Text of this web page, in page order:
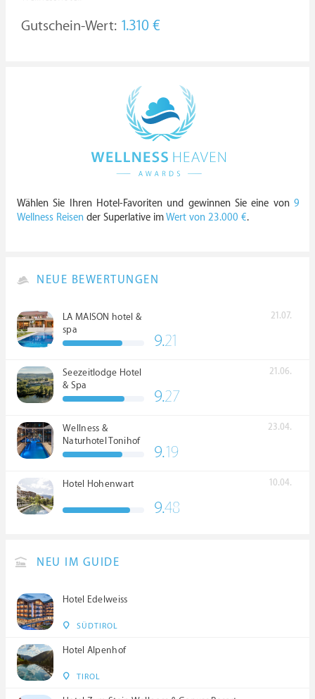
Gutschein-Wert: 1.310 €
Wählen Sie Ihren Hotel-Favoriten und gewinnen Sie eine von 9
Wellness Reisen der Superlative imWert von 23.000 €.
NEUE BEWERTUNGEN
LA MAISON hotel &
spa
21.07.
9.21
Seezeitlodge Hotel
& Spa
21.06.
9.27
Wellness &
Naturhotel Tonihof
****S
23.04.
9.19
Hotel Hohenwart 10.04.
9.48
NEU IM GUIDE
Hotel Edelweiss
SÜDTIROL
Hotel Alpenhof
TIROL